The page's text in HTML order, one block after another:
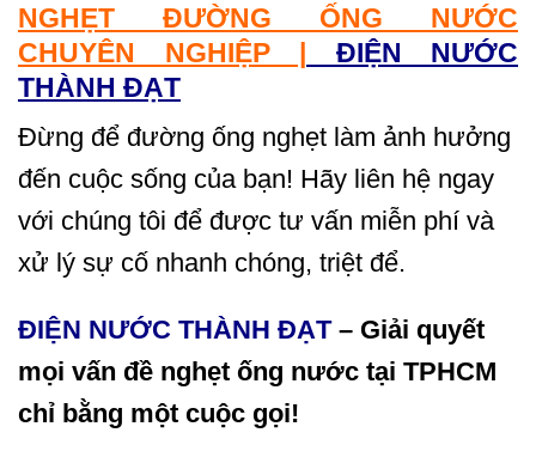
NGHẸT ĐƯỜNG ỐNG NƯỚC
CHUYÊN NGHIỆP | ĐIỆN NƯỚC
THÀNH ĐẠT
Đừng để đường ống nghẹt làm ảnh hưởng
đến cuộc sống của bạn! Hãy liên hệ ngay
với chúng tôi để được tư vấn miễn phí và
xử lý sự cố nhanh chóng, triệt để.
ĐIỆN NƯỚC THÀNH ĐẠT– Giải quyết
mọi vấn đề nghẹt ống nước tại TPHCM
chỉ bằng một cuộc gọi!